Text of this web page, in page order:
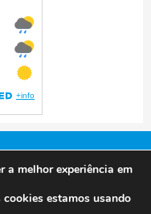
Todos os direitos
a melhor experiência em
estamos usando